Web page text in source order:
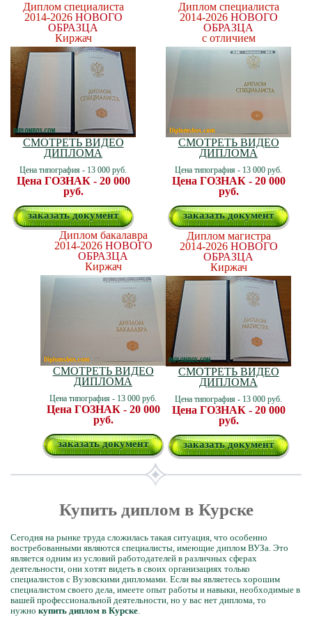
Диплом специалиста
2014-2026 НОВОГО
ОБРАЗЦА
Киржач
СМОТРЕТЬ ВИДЕО
ДИПЛОМА
Цена типография - 13 000 руб.
Цена ГОЗНАК - 20 000
руб.
заказать документ
Диплом специалиста
2014-2026 НОВОГО
ОБРАЗЦА
с отличием
СМОТРЕТЬ ВИДЕО
ДИПЛОМА
Цена типография - 13 000 руб.
Цена ГОЗНАК - 20 000
руб.
заказать документ
Диплом бакалавра
2014-2026 НОВОГО
ОБРАЗЦА
Киржач
СМОТРЕТЬ ВИДЕО
ДИПЛОМА
Цена типография - 13 000 руб.
Цена ГОЗНАК - 20 000
руб.
заказать документ
Диплом магистра
2014-2026 НОВОГО
ОБРАЗЦА
Киржач
СМОТРЕТЬ ВИДЕО
ДИПЛОМА
Цена типография - 13 000 руб.
Цена ГОЗНАК - 20 000
руб.
заказать документ
Купить диплом в Курске
Сегодня на рынке труда сложилась такая ситуация, что особенно
востребованными являются специалисты, имеющие диплом ВУЗа. Это
является одним из условий работодателей в различных сферах
деятельности, они хотят видеть в своих организациях только
специалистов с Вузовскими дипломами. Если вы являетесь хорошим
специалистом своего дела, имеете опыт работы и навыки, необходимые в
вашей профессиональной деятельности, но у вас нет диплома, то
нужно купить диплом в Курске.